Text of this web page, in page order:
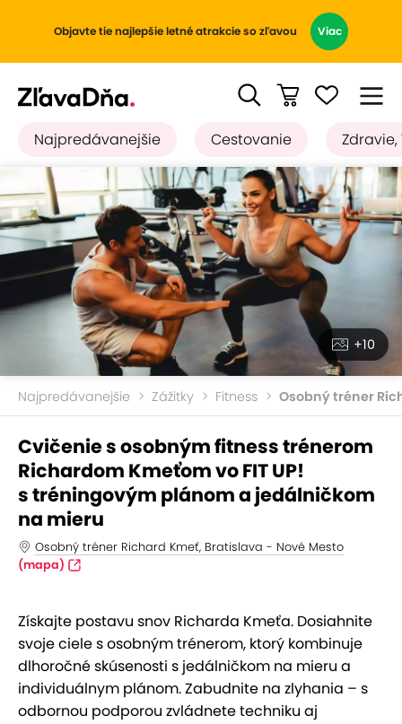
Objavte tie najlepšie letné atrakcie so zľavou Viac
Najpredávanejšie Cestovanie Zdravie,
+10
Najpredávanejšie Zážitky Fitness Osobný tréner
Cvičenie s osobným fitness trénerom
Richardom Kmeťom vo FIT UP!
s tréningovým plánom a jedálničkom
na mieru
Osobný tréner Richard Kmeť, Bratislava - Nové Mesto
(mapa)
Získajte postavu snov Richarda Kmeťa. Dosiahnite
svoje ciele s osobným trénerom, ktorý kombinuje
dlhoročné skúsenosti s jedálničkom na mieru a
individuálnym plánom. Zabudnite na zlyhania – s
odbornou podporou zvládnete techniku aj